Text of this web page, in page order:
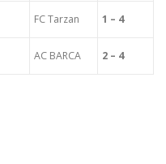
FC Tarzan 1 – 4
AC BARCA 2 – 4